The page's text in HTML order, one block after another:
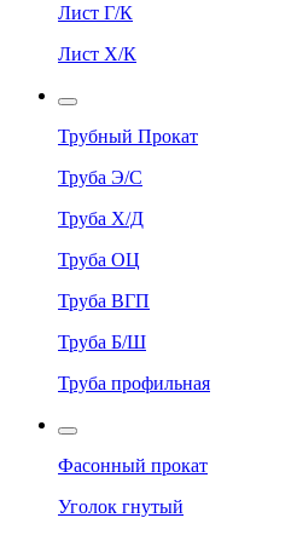
Лист Г/К
Лист Х/К
Трубный Прокат
Труба Э/С
Труба Х/Д
Труба ОЦ
Труба ВГП
Труба Б/Ш
Труба профильная
Фасонный прокат
Уголок гнутый